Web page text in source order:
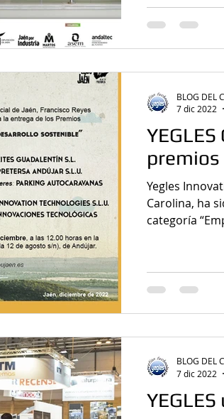
premios
Yegles Innovation Technologies, ubicada en La
Carolina, ha sido la que
categoría
BLOG DEL
7 dic 2022
BLOG DEL
7 dic 2022